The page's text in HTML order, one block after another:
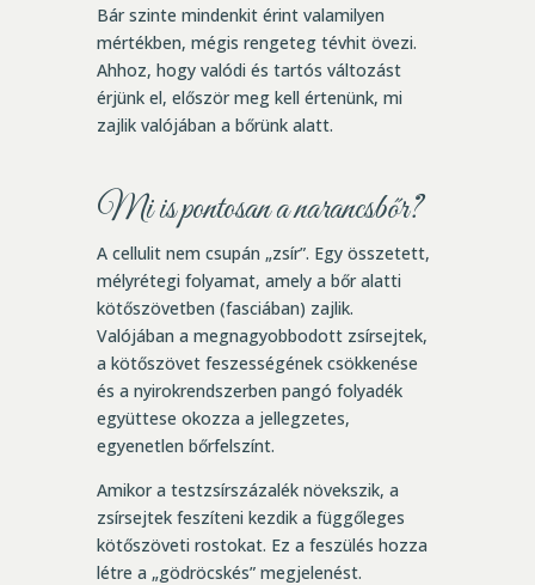
Bár szinte mindenkit érint valamilyen
mértékben, mégis rengeteg tévhit övezi.
Ahhoz, hogy valódi és tartós változást
érjünk el, először meg kell értenünk, mi
zajlik valójában a bőrünk alatt.
Mi is pontosan a narancsbőr?
A cellulit nem csupán „zsír”. Egy összetett,
mélyrétegi folyamat, amely a bőr alatti
kötőszövetben (fasciában) zajlik.
Valójában a megnagyobbodott zsírsejtek,
a kötőszövet feszességének csökkenése
és a nyirokrendszerben pangó folyadék
együttese okozza a jellegzetes,
egyenetlen bőrfelszínt.
Amikor a testzsírszázalék növekszik, a
zsírsejtek feszíteni kezdik a függőleges
kötőszöveti rostokat. Ez a feszülés hozza
létre a „gödröcskés” megjelenést.